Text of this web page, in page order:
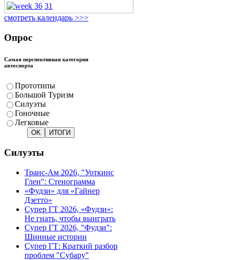
31
смотреть календарь >>>
Опрос
Самая перспективная категория
автоспорта
Прототипы
Большой Туризм
Силуэты
Гоночные
Легковые
Силуэты
Транс-Ам 2026, "Уоткинс
Глен": Стенограмма
«Фудзи» для «Гайнер
Дзетто»
Супер ГТ 2026, «Фудзи»:
Не гнать, чтобы выиграть
Супер ГТ 2026, "Фудзи":
Шинные истории
Супер ГТ: Краткий разбор
проблем "Субару"